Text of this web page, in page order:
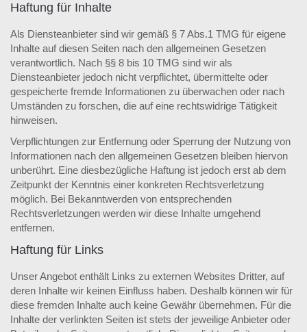
Haftung für Inhalte
Als Diensteanbieter sind wir gemäß § 7 Abs.1 TMG für eigene
Inhalte auf diesen Seiten nach den allgemeinen Gesetzen
verantwortlich. Nach §§ 8 bis 10 TMG sind wir als
Diensteanbieter jedoch nicht verpflichtet, übermittelte oder
gespeicherte fremde Informationen zu überwachen oder nach
Umständen zu forschen, die auf eine rechtswidrige Tätigkeit
hinweisen.
Verpflichtungen zur Entfernung oder Sperrung der Nutzung von
Informationen nach den allgemeinen Gesetzen bleiben hiervon
unberührt. Eine diesbezügliche Haftung ist jedoch erst ab dem
Zeitpunkt der Kenntnis einer konkreten Rechtsverletzung
möglich. Bei Bekanntwerden von entsprechenden
Rechtsverletzungen werden wir diese Inhalte umgehend
entfernen.
Haftung für Links
Unser Angebot enthält Links zu externen Websites Dritter, auf
deren Inhalte wir keinen Einfluss haben. Deshalb können wir für
diese fremden Inhalte auch keine Gewähr übernehmen. Für die
Inhalte der verlinkten Seiten ist stets der jeweilige Anbieter oder